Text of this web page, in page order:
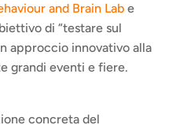
and Brain Lab
e
di “testare sul
approccio innovativo alla
grandi eventi e fiere.